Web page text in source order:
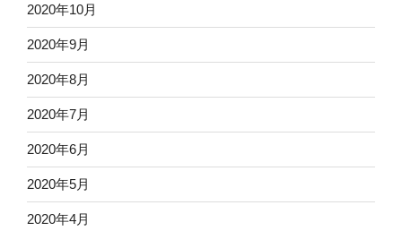
2020年10月
2020年9月
2020年8月
2020年7月
2020年6月
2020年5月
2020年4月